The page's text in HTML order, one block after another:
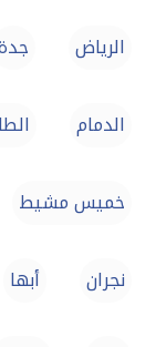
الرياض
الدمام
خميس مشيط
نجران أبها